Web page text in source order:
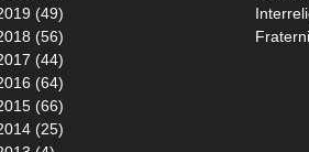
(49)
(56)
(44)
(64)
(66)
(25)